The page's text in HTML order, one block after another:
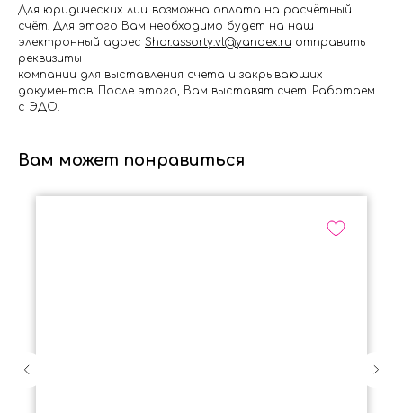
Для юридических лиц возможна оплата на расчётный
счёт. Для этого Вам необходимо будет на наш
электронный адрес Shar.assorty.vl@yandex.ru отправить
реквизиты
компании для выставления счета и закрывающих
документов. После этого, Вам выставят счет. Работаем
с ЭДО.
Вам может понравиться